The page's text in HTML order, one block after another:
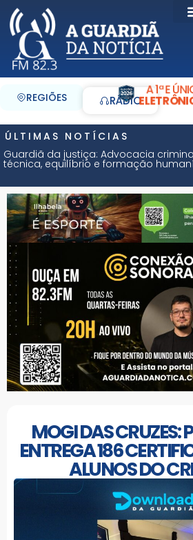
REGIÕES RÁDIO
A 1ª E
ÚLTIMAS NOTÍCIAS
Guardiã da justiça: Advocacia
técnica, equilíbrio e formação
MOGI DAS CRUZES:
ENTREGA 186
ALUNOS DO